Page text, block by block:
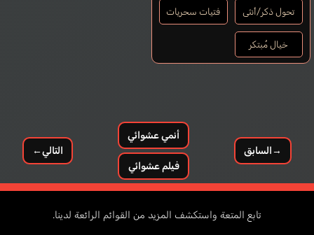
تحول ذكر/أنثى فتيات سحريات
خيال مُبتكر
→السابق
أنمي عشوائي
فيلم عشوائي
التالي←
تابع المتعة واستكشف المزيد من القوائم الرائعة لدينا.